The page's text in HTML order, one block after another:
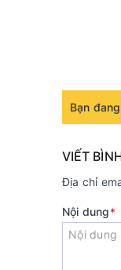
Bạn
VIẾT
Địa chỉ
Nội dung*